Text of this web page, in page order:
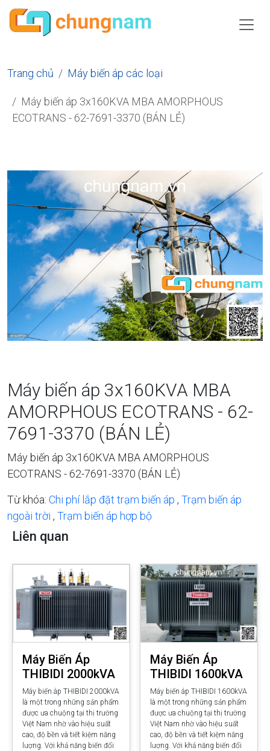
Trang chủ Máy biến áp các loại
Máy biến áp 3x160KVA MBA AMORPHOUS
ECOTRANS - 62-7691-3370 (BÁN LẺ)
Máy biến áp 3x160KVA MBA
AMORPHOUS ECOTRANS - 62-
7691-3370 (BÁN LẺ)
Máy biến áp 3x160KVA MBA AMORPHOUS
ECOTRANS - 62-7691-3370 (BÁN LẺ)
Từ khóa: Chi phí lắp đặt trạm biến áp , Trạm biến áp
ngoài trời , Trạm biến áp hợp bộ
Liên quan
Máy Biến Áp
THIBIDI 2000kVA
Máy biến áp THIBIDI 2000kVA
là một trong những sản phẩm
được ưa chuộng tại thị trường
Việt Nam nhờ vào hiệu suất
cao, độ bền và tiết kiệm năng
lượng. Với khả năng biến đổi
Máy Biến Áp
THIBIDI 1600kVA
Máy biến áp THIBIDI 1600kVA
là một trong những sản phẩm
được ưa chuộng tại thị trường
Việt Nam nhờ vào hiệu suất
cao, độ bền và tiết kiệm năng
lượng. Với khả năng biến đổi